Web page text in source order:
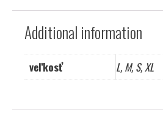
Additional information
veľkosť L, M, S, XL